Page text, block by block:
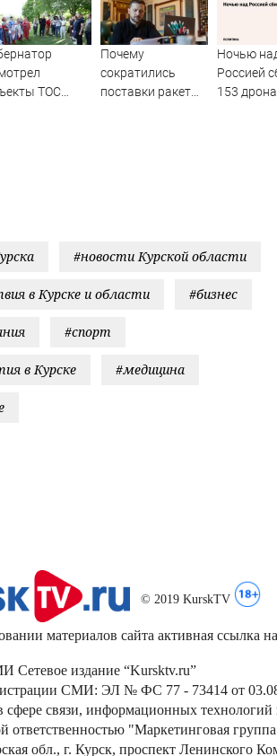
ТОС
Почему
сократились
поставки ракет
Ночью
Россией
153
#новости Курской области
в Курске и области #бизнес
#спорт
в Курске #медицина
© 2019 KurskTV
материалов сайта активная ссылка на
Сетевое издание “Kursktv.ru”
СМИ: ЭЛ № ФС 77 - 73414 от
связи, информационных
ответственностью "Маркетинговая
обл., г. Курск, проспект Ленинского